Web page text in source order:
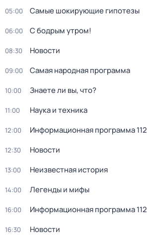
05:00 Самые шoкиpующие гипотезы
06:00 С бодрым утром!
08:30 Новости
09:00 Самая народная программа
10:00 Знаете ли вы, что?
11:00 Наука и техника
12:00 Информационная программа 112
12:30 Новости
13:00 Неизвестная история
14:00 Легенды и мифы
16:00 Информационная программа 112
16:30 Новости